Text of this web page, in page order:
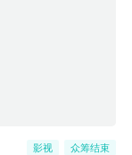
影视 众筹结束